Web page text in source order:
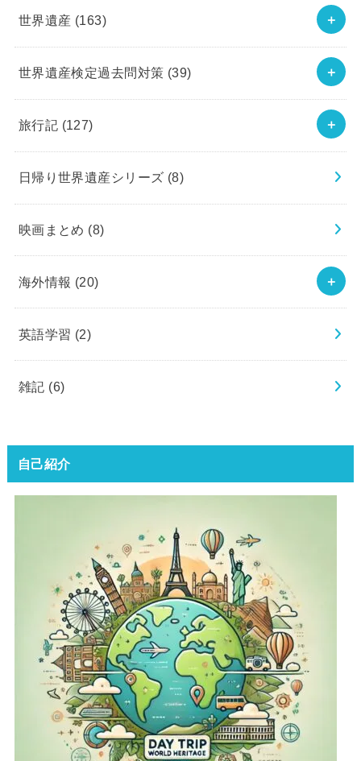
世界遺産 (163)
世界遺産検定過去問対策 (39)
旅行記 (127)
日帰り世界遺産シリーズ (8)
映画まとめ (8)
海外情報 (20)
英語学習 (2)
雑記 (6)
自己紹介